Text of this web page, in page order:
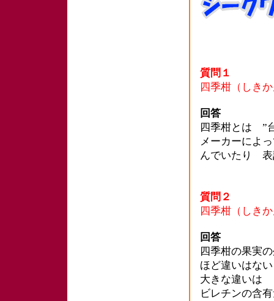
質問１
四季柑（しき
回答
四季柑とは ”
メーカーによ
んでいたり 表
質問２
四季柑（しき
回答
四季柑の果実
ほど違いはな
大きな違いは
ビレチンの含